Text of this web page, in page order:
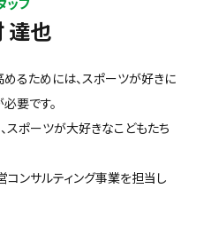
達也
るためには、スポーツが好きに
要です。
スポーツが大好きなこどもたち
コンサルティング事業を担当し